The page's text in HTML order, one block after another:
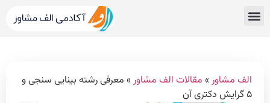
الف مشاور » مقالات الف مشاور » معرفی رشته بینایی سنجی و
۵ گرایش دکتری آن